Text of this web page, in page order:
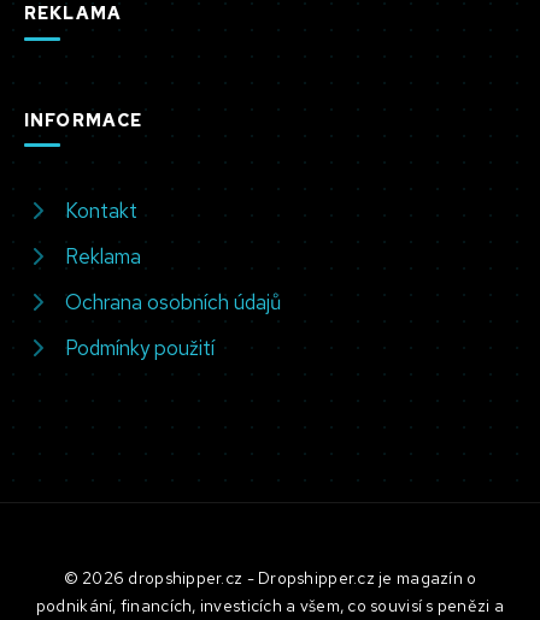
REKLAMA
INFORMACE
Kontakt
Reklama
Ochrana osobních údajů
Podmínky použití
© 2026 dropshipper.cz - Dropshipper.cz je magazín o
podnikání, financích, investicích a všem, co souvisí s penězi a